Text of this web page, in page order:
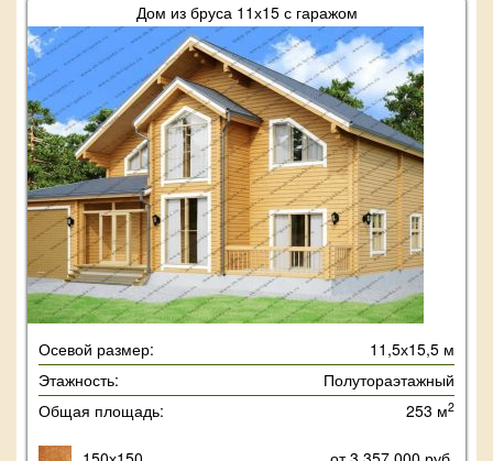
Дом из бруса 11х15 с гаражом
Осевой размер:
11,5х15,5 м
Этажность:
Полутораэтажный
Общая площадь:
253 м2